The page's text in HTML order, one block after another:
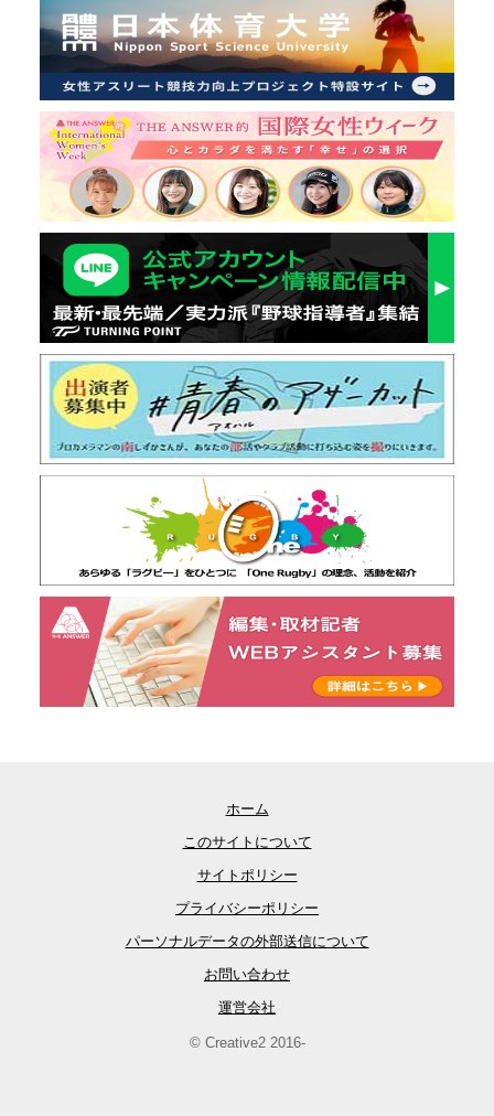
ホーム
このサイトについて
サイトポリシー
プライバシーポリシー
パーソナルデータの外部送信について
お問い合わせ
運営会社
© Creative2 2016-